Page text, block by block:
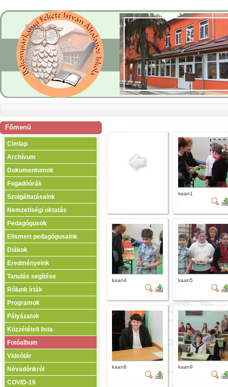
Főmenü
Címlap
Archívum
Dokumentumok
Fogadóórák
Szolgáltatásaink
Nemzetiségi oktatás
Pedagógusok
Elismert pedagógusaink
Diákok
Eredményeink
Tanulás segítése
Rólunk írták
Programok
Pályázatok
Közzétételi lista
Fotóalbum
Videótár
Névadónkról
COVID-19
kaan1
kaan4 kaan5
kaan8 kaan9